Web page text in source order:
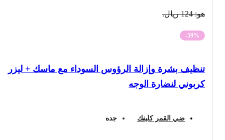
-59%
تنظيف بشرة وإزالة الرؤوس السوداء مع ماسك + ليزر
كربوني لنضارة الوجه
ضي القمر كلينك جده